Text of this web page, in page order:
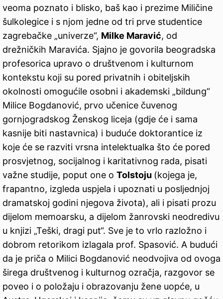
veoma poznato i blisko, baš kao i prezime Miličine
šulkolegice i s njom jedne od tri prve studentice
zagrebačke „univerze“, Milke Maravić, od
drežničkih Maravića. Sjajno je govorila beogradska
profesorica upravo o društvenom i kulturnom
kontekstu koji su pored privatnih i obiteljskih
okolnosti omogućile osobni i akademski „bildung“
Milice Bogdanović, prvo učenice čuvenog
gornjogradskog Ženskog liceja (gdje će i sama
kasnije biti nastavnica) i buduće doktorantice iz
koje će se razviti vrsna intelektualka što će pored
prosvjetnog, socijalnog i karitativnog rada, pisati
važne studije, poput one o Tolstoju (kojega je,
frapantno, izgleda uspjela i upoznati u posljednjoj
dramatskoj godini njegova života), ali i pisati prozu
dijelom memoarsku, a dijelom žanrovski neodredivu
u knjizi „Teški, dragi put“. Sve je to vrlo razložno i
dobrom retorikom izlagala prof. Spasović. A budući
da je priča o Milici Bogdanović neodvojiva od ovoga
širega društvenog i kulturnog ozračja, razgovor se
poveo i o položaju i obrazovanju žene uopće, u